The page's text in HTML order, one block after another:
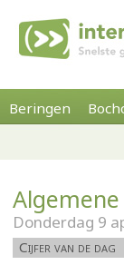
Beringen
Donderdag 9
Cijfer van de dag